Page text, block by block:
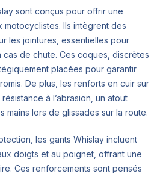
sont conçus pour offrir une
motocyclistes. Ils intègrent des
les jointures, essentielles pour
de chute. Ces coques, discrètes
placées pour garantir
De plus, les renforts en cuir sur
à l’abrasion, un atout
mains lors de glissades sur la route.
les gants Whislay incluent
doigts et au poignet, offrant une
Ces renforcements sont pensés